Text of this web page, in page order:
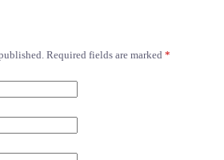
Required fields are marked *